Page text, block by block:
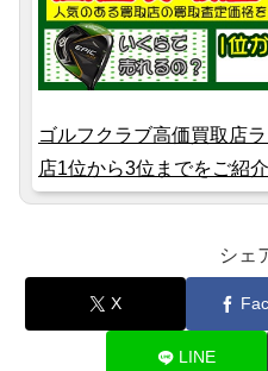
ゴルフクラブ高価買取店
店1位から3位までをご紹
シェ
X
LINE